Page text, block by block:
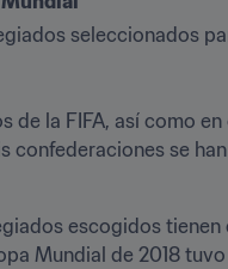
seleccionados
la FIFA, así como
confederaciones se
escogidos
Mundial de 2018